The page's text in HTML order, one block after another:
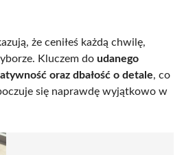
że ceniłeś każdą chwilę,
Kluczem do udanego
oraz dbałość o detale, co
się naprawdę wyjątkowo w